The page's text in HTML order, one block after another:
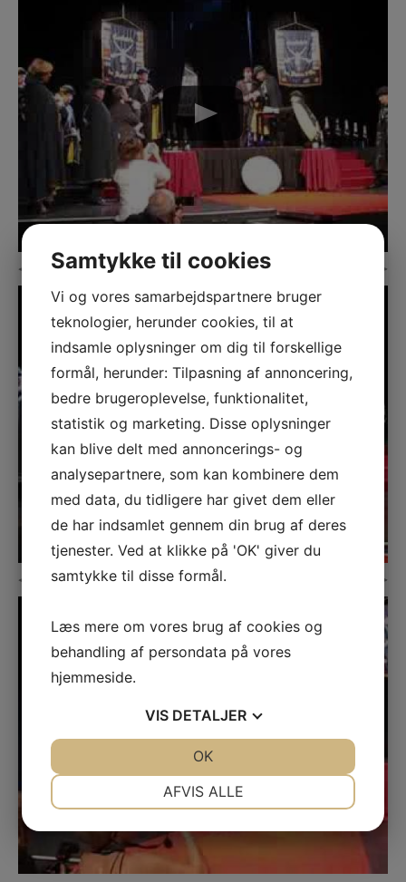
Samtykke til cookies
Vi og vores samarbejdspartnere bruger
teknologier, herunder cookies, til at
indsamle oplysninger om dig til forskellige
formål, herunder: Tilpasning af annoncering,
bedre brugeroplevelse, funktionalitet,
statistik og marketing. Disse oplysninger
kan blive delt med annoncerings- og
analysepartnere, som kan kombinere dem
med data, du tidligere har givet dem eller
de har indsamlet gennem din brug af deres
tjenester. Ved at klikke på 'OK' giver du
samtykke til disse formål.
Læs mere om vores brug af cookies og
behandling af persondata på vores
hjemmeside.
VIS DETALJER
MARKETING
AFVIS ALLE
OK